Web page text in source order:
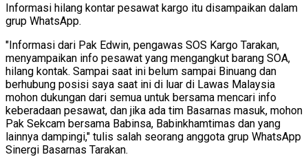
Informasi hilang kontar pesawat kargo itu disampaikan dalam
grup WhatsApp.
"Informasi dari Pak Edwin, pengawas SOS Kargo Tarakan,
menyampaikan info pesawat yang mengangkut barang SOA,
hilang kontak. Sampai saat ini belum sampai Binuang dan
berhubung posisi saya saat ini di luar di Lawas Malaysia
mohon dukungan dari semua untuk bersama mencari info
keberadaan pesawat, dan jika ada tim Basarnas masuk, mohon
Pak Sekcam bersama Babinsa, Babinkhamtimas dan yang
lainnya dampingi," tulis salah seorang anggota grup WhatsApp
Sinergi Basarnas Tarakan.